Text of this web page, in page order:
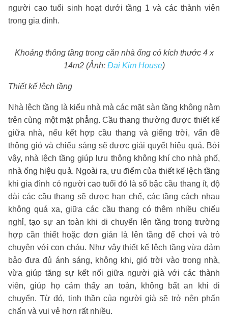
người cao tuổi sinh hoạt dưới tầng 1 và các thành viên
trong gia đình.
Khoảng thông tầng trong căn nhà ống có kích thước 4 x
14m2 (Ảnh: Đại Kim House)
Thiết kế lệch tầng
Nhà lệch tầng là kiểu nhà mà các mặt sàn tầng không nằm
trên cùng một mặt phẳng. Cầu thang thường được thiết kế
giữa nhà, nếu kết hợp cầu thang và giếng trời, vấn đề
thông gió và chiếu sáng sẽ được giải quyết hiệu quả. Bởi
vậy, nhà lệch tầng giúp lưu thông không khí cho nhà phố,
nhà ống hiệu quả. Ngoài ra, ưu điểm của thiết kế lệch tầng
khi gia đình có người cao tuổi đó là số bậc cầu thang ít, độ
dài các cầu thang sẽ được hạn chế, các tầng cách nhau
không quá xa, giữa các cầu thang có thêm nhiều chiếu
nghỉ, tạo sự an toàn khi di chuyển lên tầng trong trường
hợp cần thiết hoặc đơn giản là lên tầng để chơi và trò
chuyện với con cháu. Như vậy thiết kế lệch tầng vừa đảm
bảo đưa đủ ánh sáng, không khi, gió trời vào trong nhà,
vừa giúp tăng sự kết nối giữa người già với các thành
viên, giúp họ cảm thấy an toàn, không bất an khi di
chuyển. Từ đó, tinh thần của người già sẽ trở nên phấn
chấn và vui vẻ hơn rất nhiều.